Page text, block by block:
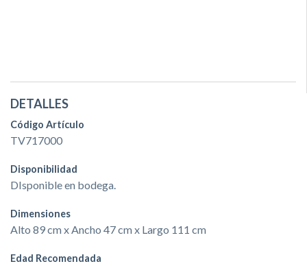
DETALLES
Código Artículo
TV717000
Disponibilidad
DIsponible en bodega.
Dimensiones
Alto 89 cm x Ancho 47 cm x Largo 111 cm
Edad Recomendada